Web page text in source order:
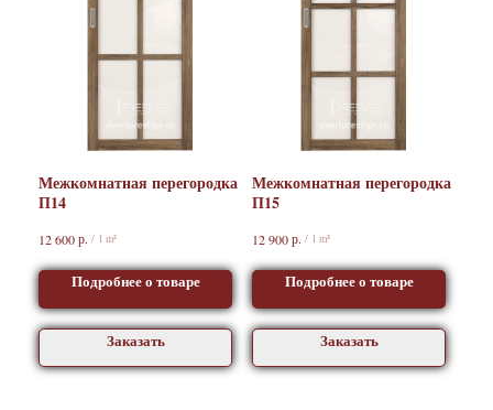
Межкомнатная перегородка
П14
12 600р. / 1 m²
Подробнее о товаре
Заказать
Межкомнатная перегородка
П15
12 900р. / 1 m²
Подробнее о товаре
Заказать